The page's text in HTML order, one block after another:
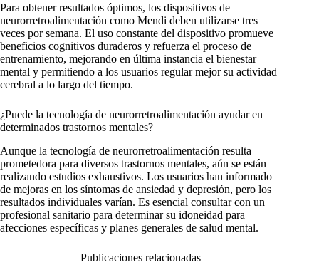
Para obtener resultados óptimos, los dispositivos de
neurorretroalimentación como Mendi deben utilizarse tres
veces por semana. El uso constante del dispositivo promueve
beneficios cognitivos duraderos y refuerza el proceso de
entrenamiento, mejorando en última instancia el bienestar
mental y permitiendo a los usuarios regular mejor su actividad
cerebral a lo largo del tiempo.
¿Puede la tecnología de neurorretroalimentación ayudar en
determinados trastornos mentales?
Aunque la tecnología de neurorretroalimentación resulta
prometedora para diversos trastornos mentales, aún se están
realizando estudios exhaustivos. Los usuarios han informado
de mejoras en los síntomas de ansiedad y depresión, pero los
resultados individuales varían. Es esencial consultar con un
profesional sanitario para determinar su idoneidad para
afecciones específicas y planes generales de salud mental.
Publicaciones relacionadas